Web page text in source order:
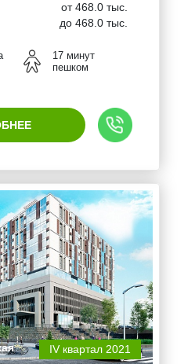
от 468.0 тыс.
до 468.0 тыс.
17 минут
пешком
IV квартал 2021